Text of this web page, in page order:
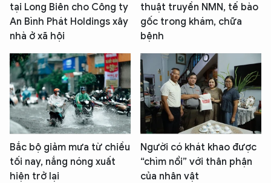
tại Long Biên cho Công ty
An Bình Phát Holdings xây
nhà ở xã hội
thuật truyền NMN, tế bào
gốc trong khám, chữa
bệnh
Bắc bộ giảm mưa từ chiều
tối nay, nắng nóng xuất
hiện trở lại
Người có khát khao được
“chìm nổi” với thân phận
của nhân vật